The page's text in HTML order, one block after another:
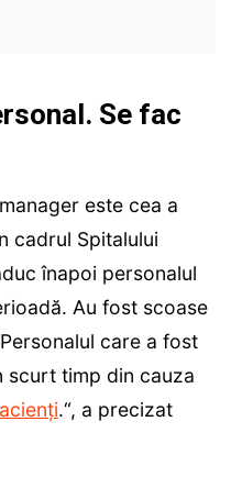
Se fac
este cea a
cadrul Spitalului
înapoi personalul
Au fost scoase
care a fost
scurt timp din cauza
.“, a precizat